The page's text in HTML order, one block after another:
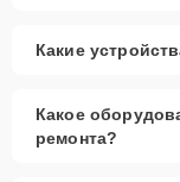
Какие
Какое
ремонта?